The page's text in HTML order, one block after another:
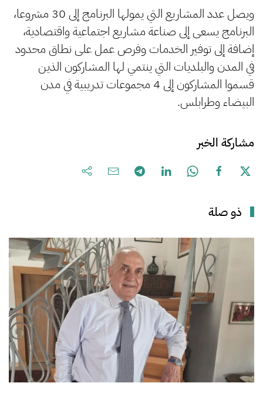
ويصل عدد المشاريع التي يمولها البرنامج إلى 30 مشروعا،
البرنامج يسعى إلى صناعة مشاريع اجتماعية واقتصادية،
إضافة إلى توفير الخدمات وفرص عمل على نطاق محدود
في المدن والبلديات التي ينتمي لها المشاركون الذين
قسموا المشاركون إلى 4 مجموعات تدريبية في مدن
البيضاء وطرابلس.
مشاركة الخبر
ذو صلة